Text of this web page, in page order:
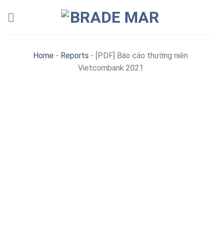
Home - Reports - [PDF] Báo cáo thường niên
Vietcombank 2021